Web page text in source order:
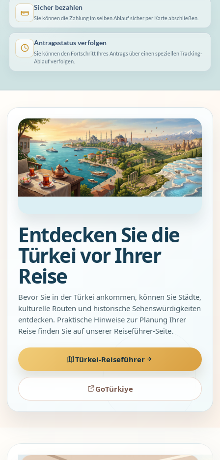
Sicher bezahlen
Sie können die Zahlung im selben Ablauf sicher per Karte abschließen.
Antragsstatus verfolgen
Sie können den Fortschritt Ihres Antrags über einen speziellen Tracking-
Ablauf verfolgen.
Entdecken Sie die
Türkei vor Ihrer
Reise
Bevor Sie in der Türkei ankommen, können Sie Städte,
kulturelle Routen und historische Sehenswürdigkeiten
entdecken. Praktische Hinweise zur Planung Ihrer
Reise finden Sie auf unserer Reiseführer-Seite.
Türkei-Reiseführer
GoTürkiye